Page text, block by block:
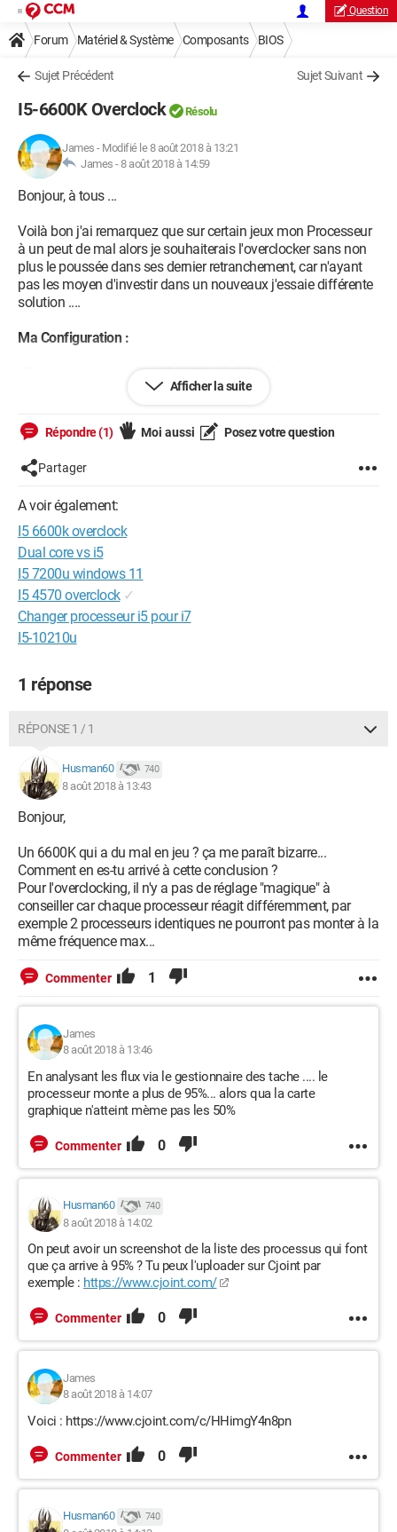
Question
Forum Matériel & Système Composants BIOS
Sujet Précédent Sujet Suivant
I5-6600K Overclock Résolu
James - Modifié le 8 août 2018 à 13:21
James -8 août 2018 à 14:59
Bonjour, à tous ...
Voilà bon j'ai remarquez que sur certain jeux mon Processeur
à un peut de mal alors je souhaiterais l'overclocker sans non
plus le poussée dans ses dernier retranchement, car n'ayant
pas les moyen d'investir dans un nouveaux j'essaie différente
solution ....
Ma Configuration :
- Processeur : - Intel Core i5-6600k ( 3.5 GHz )
- Carte Mère : - ASUS Z170-P D3
- Carte Graphique : - ASUS GTX Strix Geforce 970 OC-II ( 4Go )
- Alimentation : - CORSAIR CX750 80Plus
- Ventilation : Be quiet + 5 Ventilo Châssis
Donc à quelle fréquence dans le bios en "Sync Core" je peut
montée sans endommager le processeur
Merci pour vos réponse
Afficher la suite
Répondre (1) Moi aussi Posez votre question
Partager
A voir également:
I5 6600k overclock
Dual core vs i5
I5 7200u windows 11
I5 4570 overclock ✓
Changer processeur i5 pour i7
I5-10210u
1 réponse
RÉPONSE 1 / 1
Husman60 740
8 août 2018 à 13:43
Bonjour,
Un 6600K qui a du mal en jeu ? ça me paraît bizarre...
Comment en es-tu arrivé à cette conclusion ?
Pour l'overclocking, il n'y a pas de réglage "magique" à
conseiller car chaque processeur réagit différemment, par
exemple 2 processeurs identiques ne pourront pas monter à la
même fréquence max...
Commenter 1
James
8 août 2018 à 13:46
En analysant les flux via le gestionnaire des tache .... le
processeur monte a plus de 95%... alors qua la carte
graphique n'atteint mème pas les 50%
Commenter 0
Husman60 740
8 août 2018 à 14:02
On peut avoir un screenshot de la liste des processus qui font
que ça arrive à 95% ? Tu peux l'uploader sur Cjoint par
exemple : https://www.cjoint.com/
Commenter 0
James
8 août 2018 à 14:07
Voici : https://www.cjoint.com/c/HHimgY4n8pn
Commenter 0
Husman60 740